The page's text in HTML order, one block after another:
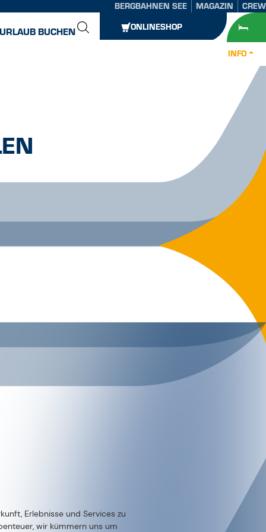
BERGBAHNEN SEE MAGAZIN CREW
URLAUB BUCHEN
INFO
ONLINESHOP
Erlebnisse und Services zu
wir kümmern uns um